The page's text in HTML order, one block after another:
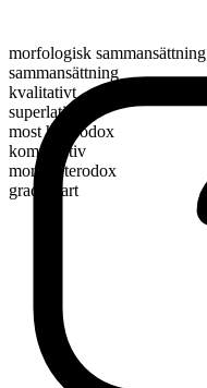
morfologisk sammansättning
sammansättning
kvalitativt
superlativ
most heterodox
komparativ
more heterodox
graderbart